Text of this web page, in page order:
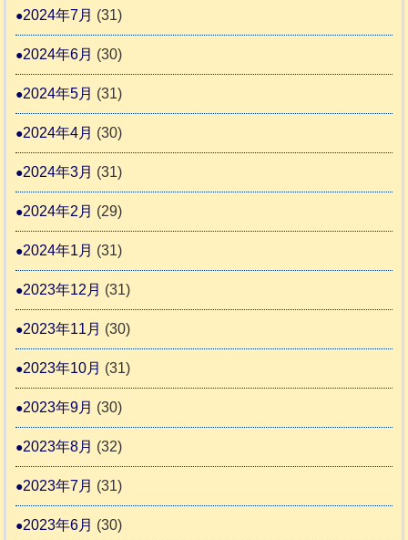
2024年7月 (31)
2024年6月 (30)
2024年5月 (31)
2024年4月 (30)
2024年3月 (31)
2024年2月 (29)
2024年1月 (31)
2023年12月 (31)
2023年11月 (30)
2023年10月 (31)
2023年9月 (30)
2023年8月 (32)
2023年7月 (31)
2023年6月 (30)